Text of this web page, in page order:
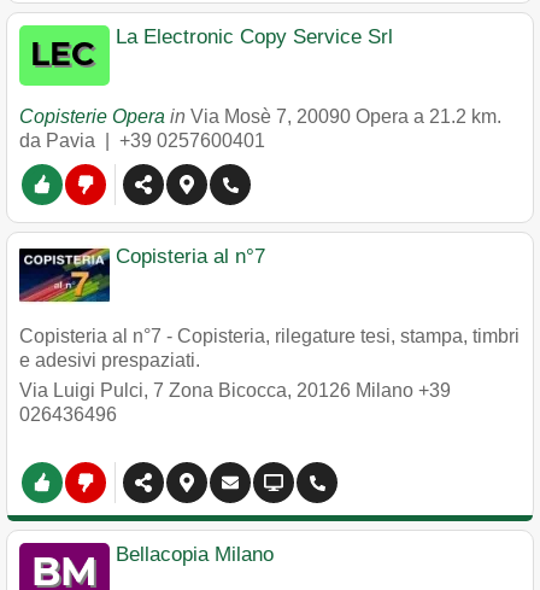
La Electronic Copy Service Srl
Copisterie Opera in Via Mosè 7, 20090 Opera a 21.2 km.
da Pavia | +39 0257600401
Copisteria al n°7
Copisteria al n°7 - Copisteria, rilegature tesi, stampa, timbri
e adesivi prespaziati.
Via Luigi Pulci, 7 Zona Bicocca, 20126 Milano +39
026436496
Bellacopia Milano